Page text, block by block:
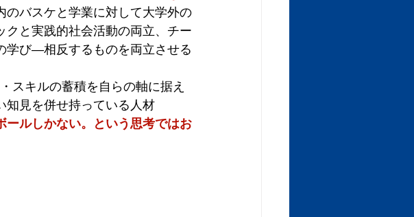
のバスケと学業に対して大学外の
と実践的社会活動の両立、チー
学び—相反するものを両立させる
スキルの蓄積を自らの軸に据え
知見を併せ持っている人材
ールしかない。という思考ではお